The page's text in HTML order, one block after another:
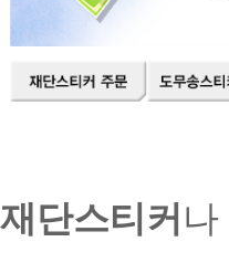
재단스티커 나